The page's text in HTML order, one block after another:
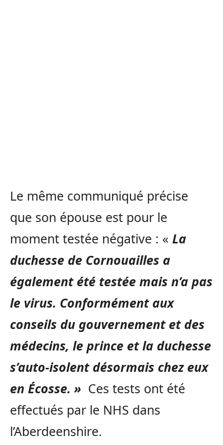
Le même communiqué précise
que son épouse est pour le
moment testée négative : « La
duchesse de Cornouailles a
également été testée mais n’a pas
le virus. Conformément aux
conseils du gouvernement et des
médecins, le prince et la duchesse
s’auto-isolent désormais chez eux
en Écosse. » Ces tests ont été
effectués par le NHS dans
l’Aberdeenshire.